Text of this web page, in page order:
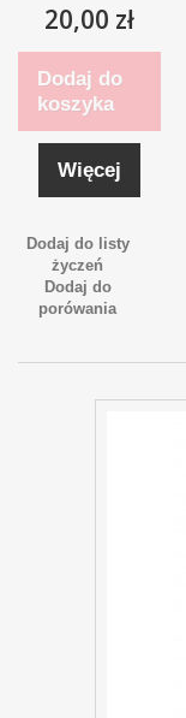
20,00 zł
Dodaj do
koszyka
Więcej
Dodaj do listy
życzeń
Dodaj do
porówania